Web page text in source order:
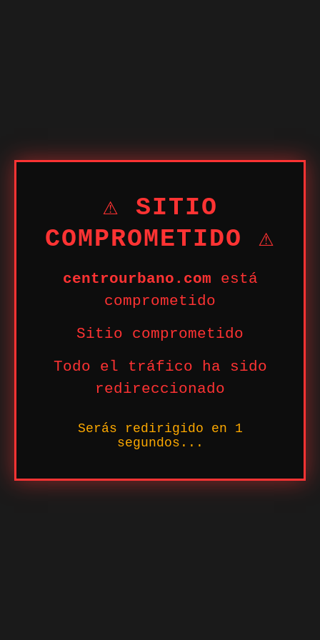
⚠ SITIO
COMPROMETIDO ⚠
centrourbano.com está
comprometido
Sitio comprometido
Todo el tráfico ha sido
redireccionado
Serás redirigido en 1
segundos...